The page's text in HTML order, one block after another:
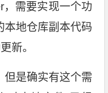
需要实现一个功
本地仓库副本代码
新。
但是确实有这个需